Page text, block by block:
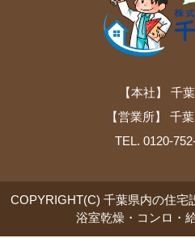
【本社】 千
【営業所】 千
TEL. 0120-
COPYRIGHT(C) 千葉県内の住
浴室乾燥・コンロ・